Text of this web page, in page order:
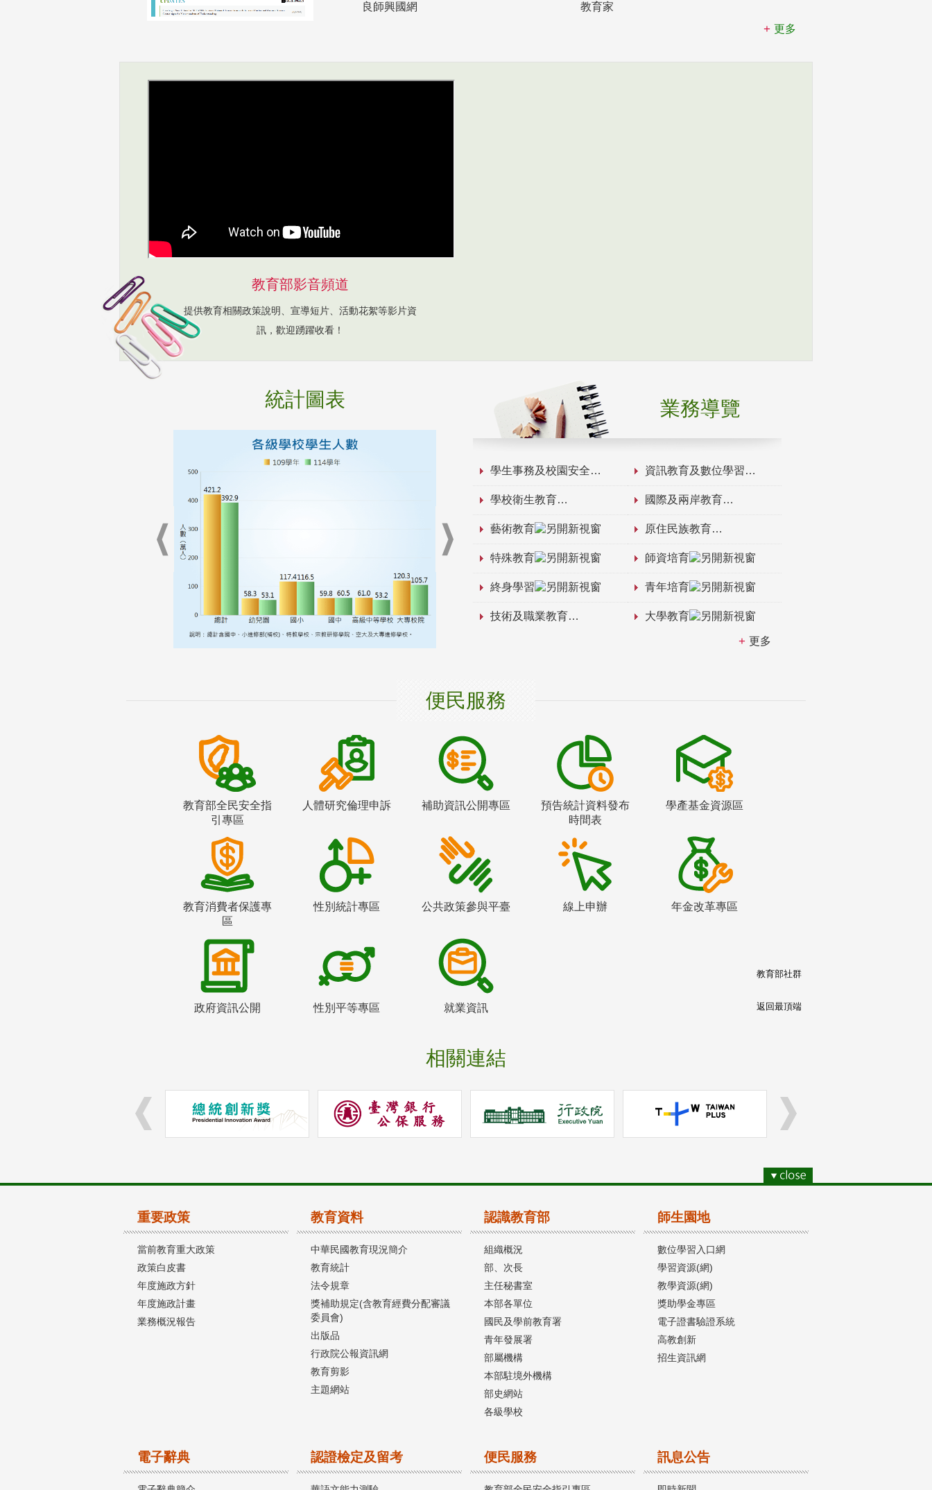
良師興國網
教育家
更多
教育部影音頻道
提供教育相關政策說明、宣導短片、活動花絮等影片資
訊，歡迎踴躍收看！
統計圖表 業務導覽
學生事務及校園安全 資訊教育及數位學習
學校衛生教育 國際及兩岸教育
藝術教育 原住民族教育
特殊教育 師資培育
終身學習 青年培育
技術及職業教育 大學教育
更多
便民服務
教育部全民安全指
引專區
人體研究倫理申訴 補助資訊公開專區
預告統計資料發布
時間表
學產基金資源區
教育消費者保護專
區
性別統計專區 公共政策參與平臺 線上申辦 年金改革專區
政府資訊公開 性別平等專區 就業資訊
相關連結
教育部社群
返回最頂端
重要政策
當前教育重大政策
政策白皮書
年度施政方針
年度施政計畫
業務概況報告
教育資料
中華民國教育現況簡介
教育統計
法令規章
獎補助規定(含教育經費分配審議
委員會)
出版品
行政院公報資訊網
教育剪影
主題網站
認識教育部
組織概況
部、次長
主任秘書室
本部各單位
國民及學前教育署
青年發展署
部屬機構
本部駐境外機構
部史網站
各級學校
師生園地
數位學習入口網
學習資源(網)
教學資源(網)
獎助學金專區
電子證書驗證系統
高教創新
招生資訊網
電子辭典 認證檢定及留考 便民服務 訊息公告